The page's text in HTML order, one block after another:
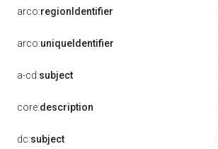
arco:regionIdentifier
arco:uniqueIdentifier
a-cd:subject
core:description
dc:subject